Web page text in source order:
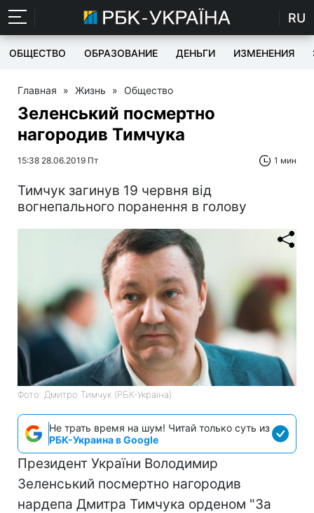
RU
ОБЩЕСТВО ОБРАЗОВАНИЕ ДЕНЬГИ ИЗМЕНЕНИЯ
Главная » Жизнь » Общество
Зеленський посмертно
нагородив Тимчука
15:38 28.06.2019 Пт 1 мин
Тимчук загинув 19 червня від
вогнепального поранення в голову
Фото: Дмитро Тимчук (РБК-Україна)
Не трать время на шум! Читай только суть из
РБК-Украина в Google
Президент України Володимир
Зеленський посмертно нагородив
нардепа Дмитра Тимчука орденом "За